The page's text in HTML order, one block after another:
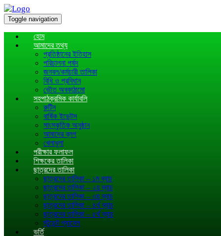
Toggle navigation
হোম
আমাদের তথ্য
প্রতিষ্ঠানের ইতিহাস
পরিচালনা পর্ষদ
জনবল/কর্মচারী তালিকা
বিধি ও প্রবিধান
ভৌত অবকাঠামো
সহপাঠক্রমিক কার্যাবলি
রুটিন
বার্ষিক ইভেন্টস
সাংস্কৃতিক অনুষ্ঠান
আমাদের ব্লগ
খেলাধূলা
পরীক্ষার ফলাফল
শিক্ষকের তালিকা
ছাত্রদের তালিকা
ছাত্রদের তালিকা – ১ম ব্যাচ
ছাত্রদের তালিকা – ২য় ব্যাচ
ছাত্রদের তালিকা – ৩য় ব্যাচ
ছাত্রদের তালিকা – ৪র্থ ব্যাচ
ছাত্রদের তালিকা – ৫র্থ ব্যাচ
স্টুডেন্ট প্যানেল
ভর্তি